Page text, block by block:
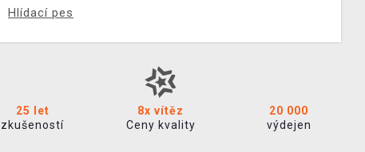
Hlídací pes
25 let
zkušeností
8x vítěz
Ceny kvality
20 000
výdejen